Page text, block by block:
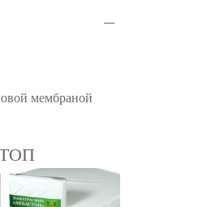
мембраной